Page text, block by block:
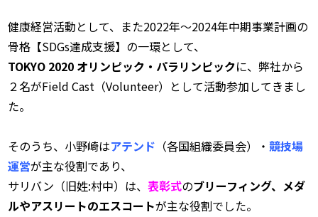
健康経営活動として、また2022年〜2024年中期事業計画の
TOKYO 2020 オリンピック・パラリンピックに、弊社から
２名がField Cast（Volunteer）として活動参加してきまし
た。
そのうち、小野崎はアテンド （各国組織委員会）・競技場
運営が主な役割であり、
サリバン（旧姓:村中）は、表彰式のブリーフィング、メダ
ルやアスリートのエスコートが主な役割でした。